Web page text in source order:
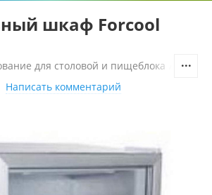
шкаф Forcool
для столовой и пищеблока
Написать комментарий